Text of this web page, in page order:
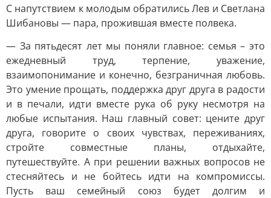
С напутствием к молодым обратились Лев и Светлана
Шибановы — пара, прожившая вместе полвека.
— За пятьдесят лет мы поняли главное: семья – это
ежедневный труд, терпение, уважение,
взаимопонимание и конечно, безграничная любовь.
Это умение прощать, поддержка друг друга в радости
и в печали, идти вместе рука об руку несмотря на
любые испытания. Наш главный совет: цените друг
друга, говорите о своих чувствах, переживаниях,
стройте совместные планы, отдыхайте,
путешествуйте. А при решении важных вопросов не
стесняйтесь и не бойтесь идти на компромиссы.
Пусть ваш семейный союз будет долгим и